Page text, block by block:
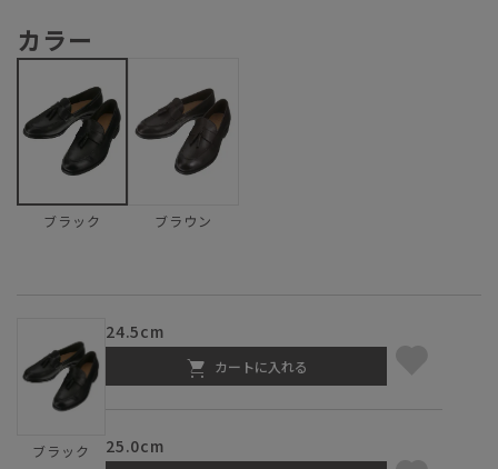
カラー
ブラック ブラウン
ブラック
24.5cm
カートに入れる
25.0cm